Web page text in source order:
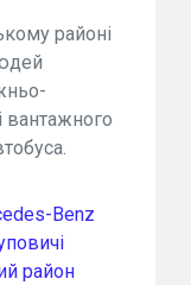
районі
вантажного
Benz
район